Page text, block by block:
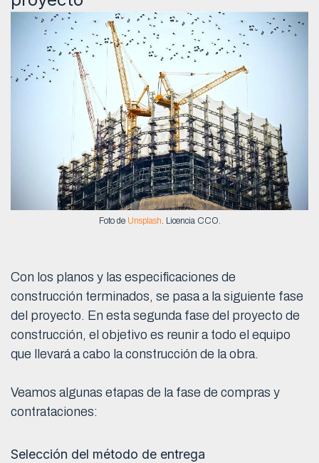
Foto de Unsplash. Licencia CCO.
Con los planos y las especificaciones de
construcción terminados, se pasa a la siguiente fase
del proyecto. En esta segunda fase del proyecto de
construcción, el objetivo es reunir a todo el equipo
que llevará a cabo la construcción de la obra.
Veamos algunas etapas de la fase de compras y
contrataciones:
Selección del método de entrega